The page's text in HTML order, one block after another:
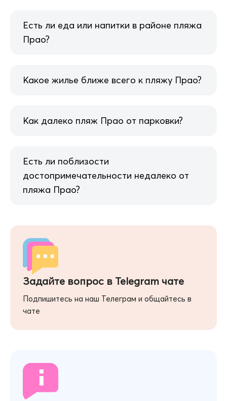
Есть ли еда или напитки в районе пляжа
Прао?
Какое жилье ближе всего к пляжу Прао?
Как далеко пляж Прао от парковки?
Есть ли поблизости
достопримечательности недалеко от
пляжа Прао?
Задайте вопрос в Telegram чате
Подпишитесь на наш Телеграм и общайтесь в
чате